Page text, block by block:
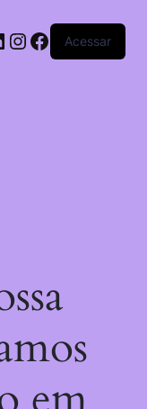
Acessar